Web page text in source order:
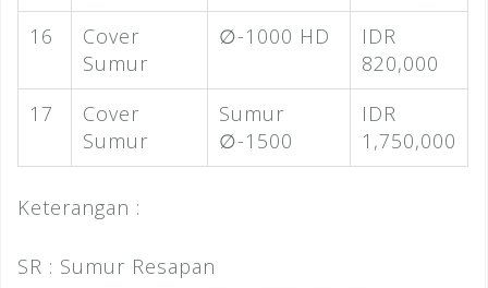
16
Cover
Sumur
∅-1000 HD
IDR
820,000
17
Cover
Sumur
Sumur
∅-1500
IDR
1,750,000
Keterangan :
SR : Sumur Resapan